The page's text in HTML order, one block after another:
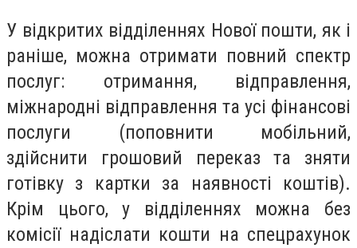
У відкритих відділеннях Нової пошти, як і
раніше, можна отримати повний спектр
послуг: отримання, відправлення,
міжнародні відправлення та усі фінансові
послуги (поповнити мобільний,
здійснити грошовий переказ та зняти
готівку з картки за наявності коштів).
Крім цього, у відділеннях можна без
комісії надіслати кошти на спецрахунок